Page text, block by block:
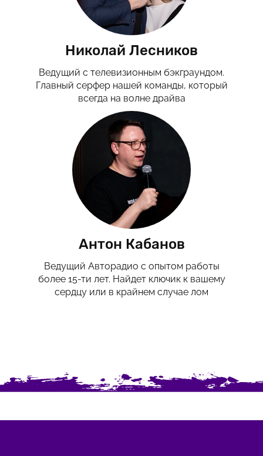
Николай Лесников
Ведущий с телевизионным бэкграундом.
Главный серфер нашей команды, который
всегда на волне драйва
Антон Кабанов
Ведущий Авторадио с опытом работы
более 15-ти лет. Найдет ключик к вашему
сердцу или в крайнем случае лом